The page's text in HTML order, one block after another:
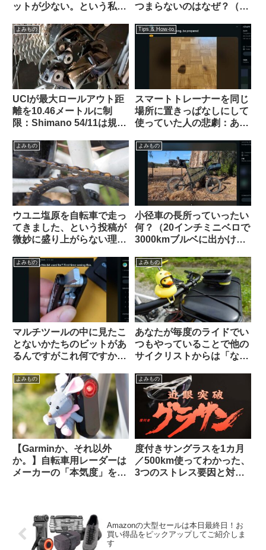
ットが少ない。という私の
ト？】（海外掲示板から）
つまらないのはなぜ？（海
よみもの
UCIが最大ロールアウト距
離を10.46メートルに制
限：Shimano 54/11は規定
違反にーー海外掲示板での
意見を観察
Tips & How-to
スマートトレーナーを同じ
場所に置きっぱなしにして
使っていた人の悲劇：あな
示板から）
よみもの
ウユニ塩原を自転車で走っ
てきました、という投稿が
微妙に盛り上がらない理由
よみもの
小径車の長所っていったい
何？（20インチミニベロで
3000kmブルベに出かけま
スレッドから）
よみもの
マルチツールの中に見たこ
とないかたちのビットがあ
るんですがこれ何ですか？
と詰むやつ】
よみもの
あなたが毎度のライドでい
つもやっていることで他の
サイクリストからは「なん
うなことを教えて下さい
【みんな違ってみんない
い】
よみもの
【Garminか、それ以外
か。】自転車用レーダーは
メーカーの「本気度」を考
よみもの
度付きサングラスを1カ月
／500km使ってわかった、
3つのストレス要因と対策
Amazonの大型セールは本日最終日！お
買い得品をピックアップしてご紹介しま
す